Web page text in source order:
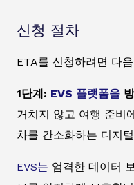
신청 절차
ETA를 신청하려면 다
1단계: EVS 플랫폼을
거치지 않고 여행 준비
차를 간소화하는 디지
EVS는 엄격한 데이터